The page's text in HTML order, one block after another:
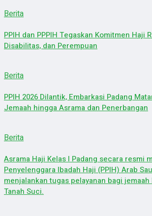
Berita
PPIH dan PPPIH Tegaskan Komitmen Haji
Disabilitas, dan Perempuan
Berita
PPIH 2026 Dilantik, Embarkasi Padang
Jemaah hingga Asrama dan Penerbangan
Berita
Asrama Haji Kelas I Padang secara resmi
Penyelenggara Ibadah Haji (PPIH) Arab
menjalankan tugas pelayanan bagi
Tanah Suci.